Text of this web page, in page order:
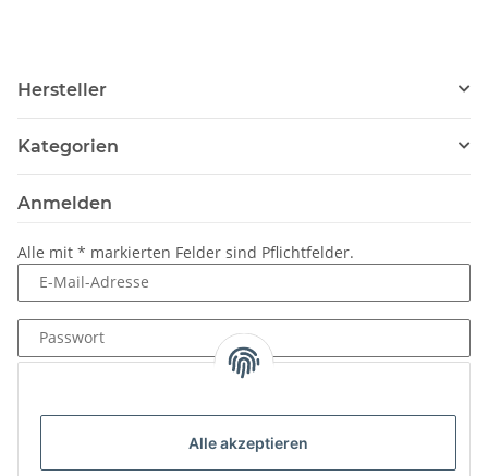
Alle akzeptieren
Hersteller
Kategorien
Anmelden
Alle mit * markierten Felder sind Pflichtfelder.
E-Mail-Adresse
Passwort